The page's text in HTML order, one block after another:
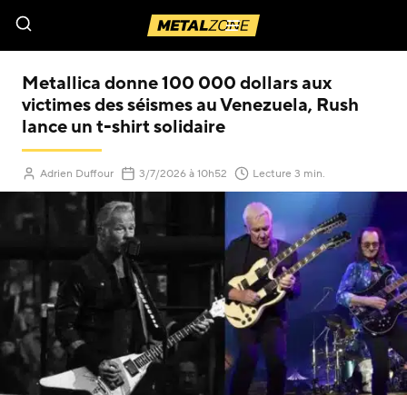
Menu
Metallica donne 100 000 dollars aux
victimes des séismes au Venezuela, Rush
lance un t-shirt solidaire
Adrien Duffour 3/7/2026(Mis à jour le )
à 10h52 Lecture 3 min.